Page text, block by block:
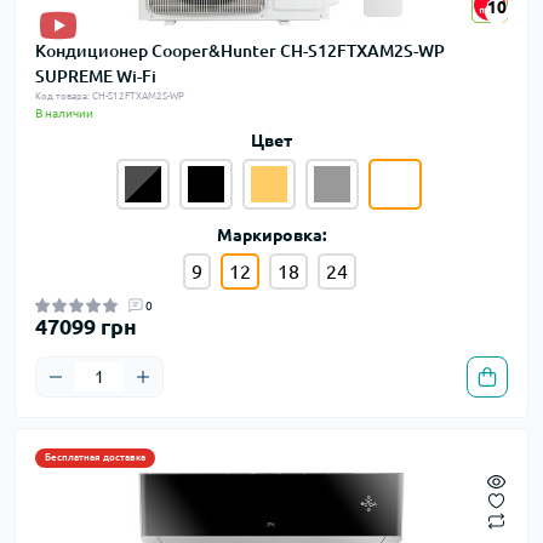
10
10
Кондиционер Cooper&Hunter CH-S12FTXAM2S-WP
SUPREME Wi-Fi
Код товара: CH-S12FTXAM2S-WP
В наличии
Цвет
Маркировка:
9 12 18 24
0
47099 грн
Бесплатная доставка